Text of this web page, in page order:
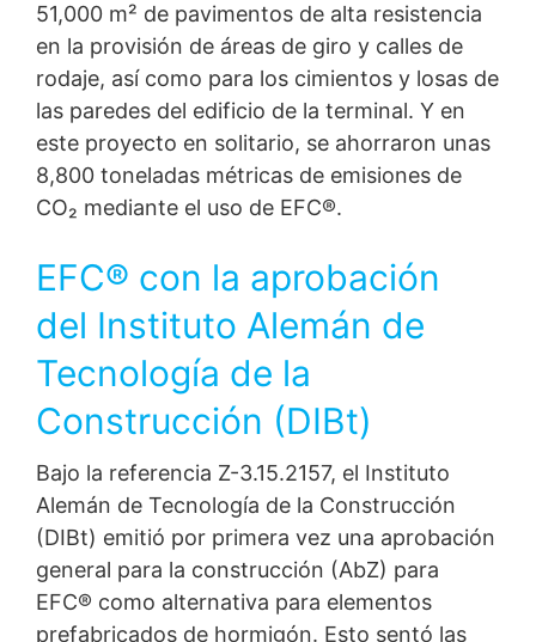
51,000 m² de pavimentos de alta resistencia
en la provisión de áreas de giro y calles de
rodaje, así como para los cimientos y losas de
las paredes del edificio de la terminal. Y en
este proyecto en solitario, se ahorraron unas
8,800 toneladas métricas de emisiones de
CO₂ mediante el uso de EFC®.
EFC® con la aprobación
del Instituto Alemán de
Tecnología de la
Construcción (DIBt)
Bajo la referencia Z-3.15.2157, el Instituto
Alemán de Tecnología de la Construcción
(DIBt) emitió por primera vez una aprobación
general para la construcción (AbZ) para
EFC® como alternativa para elementos
prefabricados de hormigón. Esto sentó las